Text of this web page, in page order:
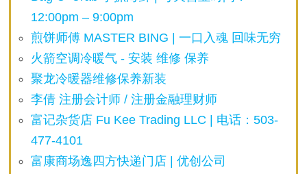
12:00pm – 9:00pm
煎饼师傅 MASTER BING | 一口入魂 回味无穷
火箭空调冷暖气 - 安装 维修 保养
聚龙冷暖器维修保养新装
李倩 注册会计师 / 注册金融理财师
富记杂货店 Fu Kee Trading LLC | 电话：503-
477-4101
富康商场逸四方快递门店 | 优创公司